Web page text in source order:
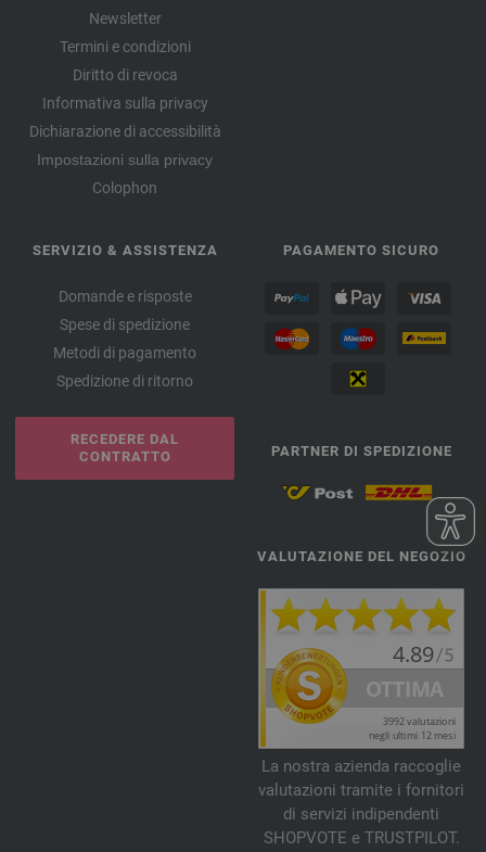
Newsletter
Termini e condizioni
Diritto di revoca
Informativa sulla privacy
Dichiarazione di accessibilità
Impostazioni sulla privacy
Colophon
SERVIZIO & ASSISTENZA
Domande e risposte
Spese di spedizione
Metodi di pagamento
Spedizione di ritorno
RECEDERE DAL
CONTRATTO
PAGAMENTO SICURO
PARTNER DI SPEDIZIONE
VALUTAZIONE DEL NEGOZIO
La nostra azienda raccoglie
valutazioni tramite i fornitori
di servizi indipendenti
SHOPVOTE e TRUSTPILOT.